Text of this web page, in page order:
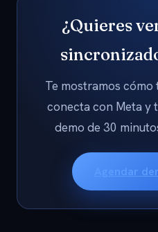
¿Quieres
Te mostramos
conecta con Meta y
demo de 30
Agendar